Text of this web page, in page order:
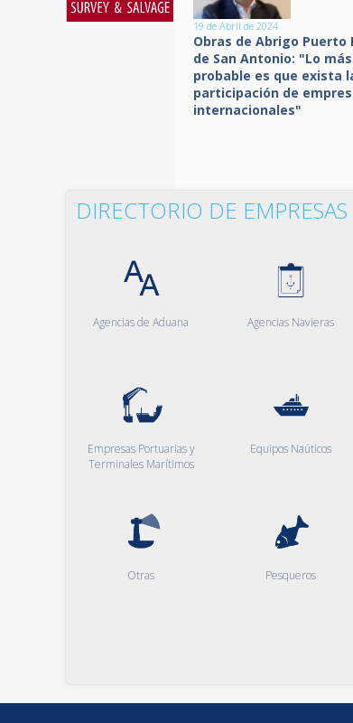
19 de Abril de 2024
Obras de Abrigo Puerto
de San Antonio: "Lo más
probable es que exista
participación de
internacionales"
DIRECTORIO DE EMPRESAS
Agencias de Aduana Agencias Navieras
Empresas Portuarias y
Terminales Marítimos
Equipos Naúticos
Otras Pesqueros